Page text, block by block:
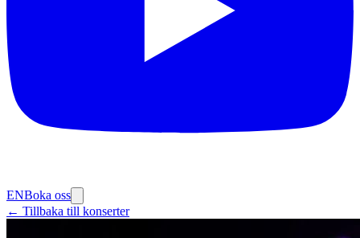
ENBoka oss
← Tillbaka till konserter